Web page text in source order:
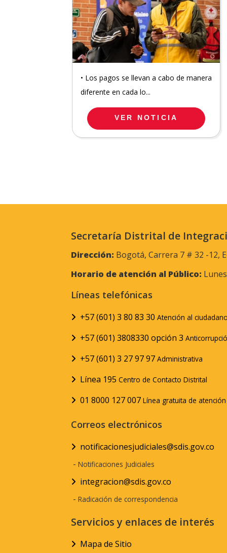
• Los pagos se llevan a cabo de manera
diferente en cada lo...
VER NOTICIA
Secretaría Distrital de
Dirección: Bogotá, Carrera 7 # 32 -12,
Horario de atención al Público:
Líneas telefónicas
+57 (601) 3 80 83 30 Atención al
+57 (601) 3808330 opción 3
+57 (601) 3 27 97 97 Administrativa
Línea 195 Centro de Contacto Distrital
01 8000 127 007 Línea gratuita de
Correos electrónicos
notificacionesjudiciales@sdis.gov.co
- Notificaciones Judiciales
integracion@sdis.gov.co
- Radicación de correspondencia
Servicios y enlaces de interés
Mapa de Sitio